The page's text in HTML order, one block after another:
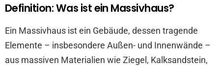
Definition: Was ist ein Massivhaus?
Ein Massivhaus ist ein Gebäude, dessen tragende
Elemente – insbesondere Außen- und Innenwände –
aus massiven Materialien wie Ziegel, Kalksandstein,